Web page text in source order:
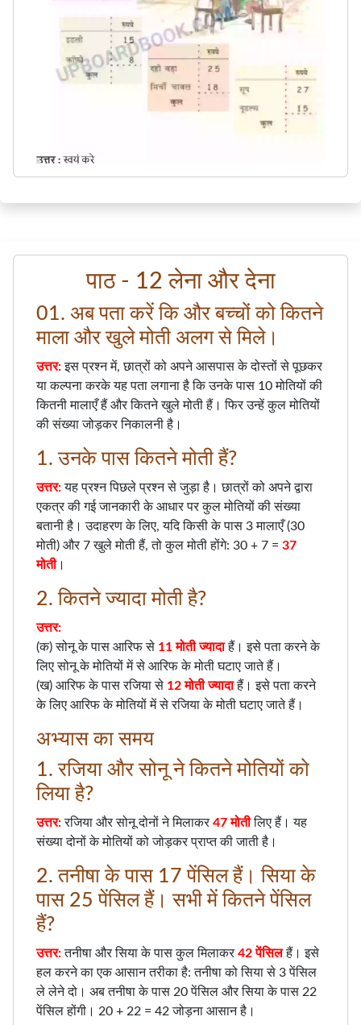
पाठ - 12 लेना और देना
01. अब पता करें कि और बच्चों को कितने
माला और खुले मोती अलग से मिले।
उत्तर:इस प्रश्न में, छात्रों को अपने आसपास के दोस्तों से पूछकर
या कल्पना करके यह पता लगाना है कि उनके पास 10 मोतियों की
कितनी मालाएँ हैं और कितने खुले मोती हैं। फिर उन्हें कुल मोतियों
की संख्या जोड़कर निकालनी है।
1. उनके पास कितने मोती हैं?
उत्तर:यह प्रश्न पिछले प्रश्न से जुड़ा है। छात्रों को अपने द्वारा
एकत्र की गई जानकारी के आधार पर कुल मोतियों की संख्या
बतानी है। उदाहरण के लिए, यदि किसी के पास 3 मालाएँ (30
मोती) और 7 खुले मोती हैं, तो कुल मोती होंगे: 30 + 7 = 37
मोती।
2. कितने ज्यादा मोती है?
उत्तर:
(क) सोनू के पास आरिफ से 11 मोती ज्यादाहैं। इसे पता करने के
लिए सोनू के मोतियों में से आरिफ के मोती घटाए जाते हैं।
(ख) आरिफ के पास रजिया से 12 मोती ज्यादाहैं। इसे पता करने
के लिए आरिफ के मोतियों में से रजिया के मोती घटाए जाते हैं।
अभ्यास का समय
1. रजिया और सोनू ने कितने मोतियों को
लिया है?
उत्तर:रजिया और सोनू दोनों ने मिलाकर 47 मोतीलिए हैं। यह
संख्या दोनों के मोतियों को जोड़कर प्राप्त की जाती है।
2. तनीषा के पास 17 पेंसिल हैं। सिया के
पास 25 पेंसिल हैं। सभी में कितने पेंसिल
हैं?
उत्तर:तनीषा और सिया के पास कुल मिलाकर 42 पेंसिलहैं। इसे
हल करने का एक आसान तरीका है: तनीषा को सिया से 3 पेंसिल
ले लेने दो। अब तनीषा के पास 20 पेंसिल और सिया के पास 22
पेंसिल होंगी। 20 + 22 = 42 जोड़ना आसान है।